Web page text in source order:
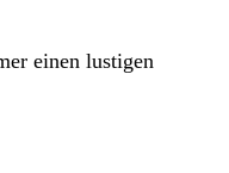
einen lustigen